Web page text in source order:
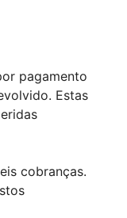
pagamento
Estas
cobranças.